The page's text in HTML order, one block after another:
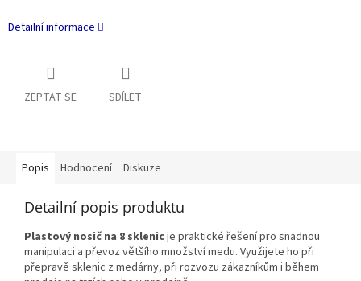
Detailní informace
ZEPTAT SE SDÍLET
Popis Hodnocení Diskuze
Detailní popis produktu
Plastový nosič na 8 sklenicje praktické řešení pro snadnou
manipulaci a převoz většího množství medu. Využijete ho při
přepravě sklenic z medárny, při rozvozu zákazníkům i během